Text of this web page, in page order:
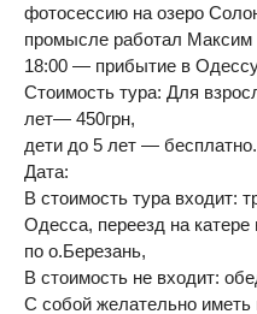
фотосессию на озеро
промысле работал Максим
18:00 — прибытие в
Стоимость тура: Для
лет— 450грн,
дети до 5 лет — бесплатно.
Дата:
В стоимость тура входит:
Одесса, переезд на катере
по о.Березань,
В стоимость не входит:
С собой желательно